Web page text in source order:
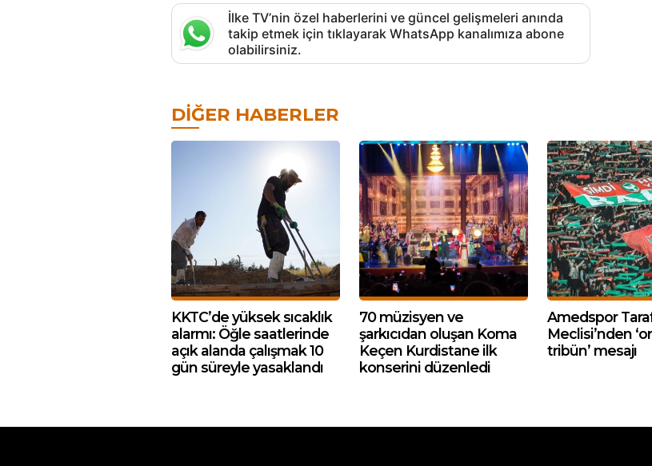
İlke TV’nin özel haberlerini ve güncel gelişmeleri anında
takip etmek için tıklayarak WhatsApp kanalımıza abone
olabilirsiniz.
DIĞER HABERLER
KKTC’de yüksek sıcaklık
alarmı: Öğle saatlerinde
açık alanda çalışmak 10
gün süreyle yasaklandı
70 müzisyen ve
şarkıcıdan oluşan Koma
Keçen Kurdistane ilk
konserini düzenledi
Amedspor
Meclisi’nden
tribün’ mesajı